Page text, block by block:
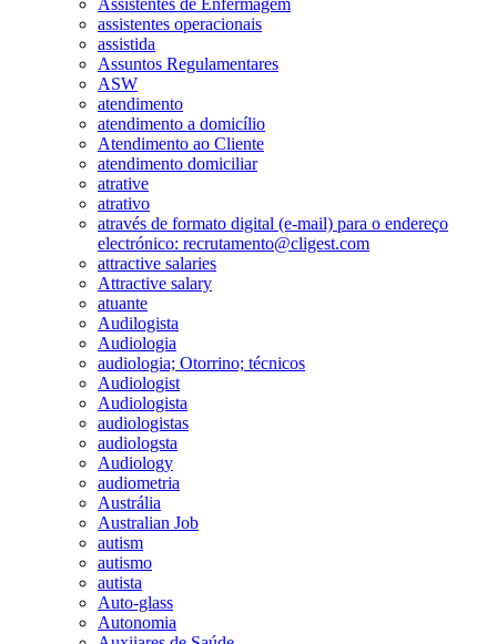
assistentes operacionais
assistida
Assuntos Regulamentares
ASW
atendimento
atendimento a domicílio
Atendimento ao Cliente
atendimento domiciliar
atrative
atrativo
através de formato digital (e-mail) para o endereço
electrónico: recrutamento@cligest.com
attractive salaries
Attractive salary
atuante
Audilogista
Audiologia
audiologia; Otorrino; técnicos
Audiologist
Audiologista
audiologistas
audiologsta
Audiology
audiometria
Austrália
Australian Job
autism
autismo
autista
Auto-glass
Autonomia